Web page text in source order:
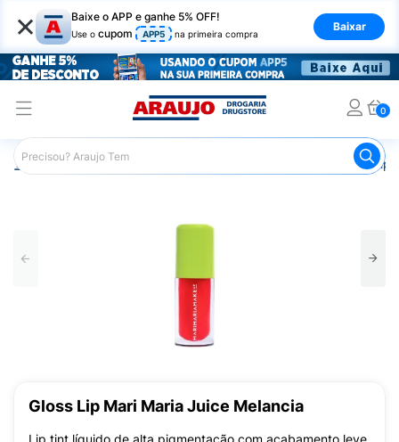
× Baixe o APP e ganhe 5% OFF!
Use o cupom APP5 na primeira compra
Baixar
0
Araujo Maquiagem Gloss
Gloss Lip Mari Maria Juice Melancia
Lip tint líquido de alta pigmentação com acabamento leve